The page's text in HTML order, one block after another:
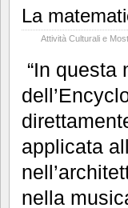
La
Attività Culturali e
“In questa
applicata
nella